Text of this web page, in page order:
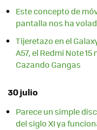
Este concepto de
pantalla nos ha
Tijeretazo en el
A57, el Redmi Note
Cazando Gangas
30 julio
Parece un simple
del siglo XI ya